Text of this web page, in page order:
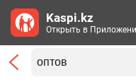
Kaspi.kz
Открыть в